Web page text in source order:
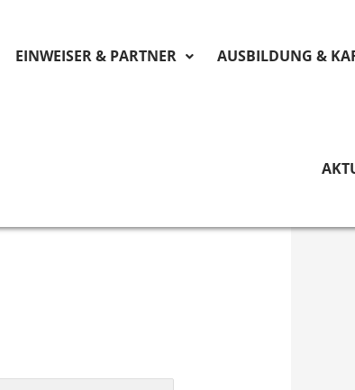
EINWEISER & PARTNER AUSBILDUNG &